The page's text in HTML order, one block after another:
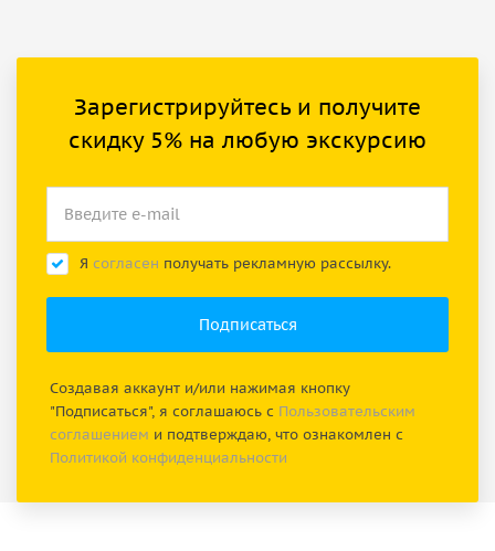
Зарегистрируйтесь и получите
скидку 5% на любую экскурсию
Я согласен получать рекламную рассылку.
Создавая аккаунт и/или нажимая кнопку
"Подписаться", я соглашаюсь с Пользовательским
соглашением и подтверждаю, что ознакомлен с
Политикой конфиденциальности